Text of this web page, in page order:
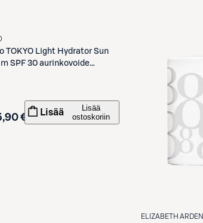
TOKYO Light Hydrator Sun
SPF 30 aurinkovoide
€ Lisää
Lisää
ostoskoriin
ELIZABETH ARDEN